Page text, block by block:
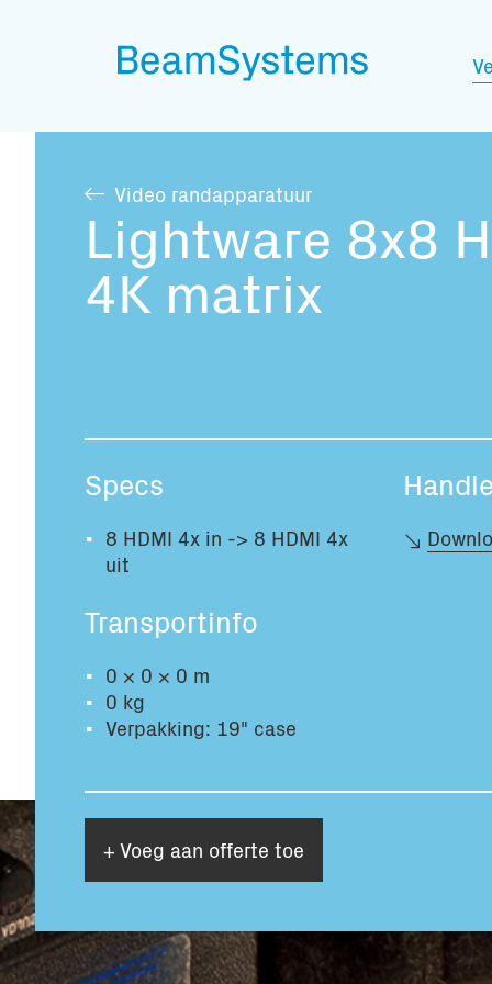
Video randapparatuur
Lightware 8x8
4K matrix
Specs
8 HDMI 4x in -> 8 HDMI 4x
uit
Transportinfo
0 × 0 × 0 m
0 kg
Verpakking: 19" case
+ Voeg aan offerte toe